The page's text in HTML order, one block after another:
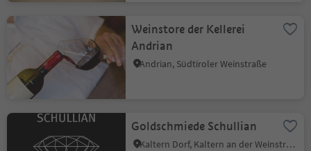
Weinstore der Kellerei
Andrian
Andrian, Südtiroler Weinstraße
Goldschmiede Schullian
Kaltern Dorf, Kaltern an der Weinstraße, Südtiroler Weinstraße